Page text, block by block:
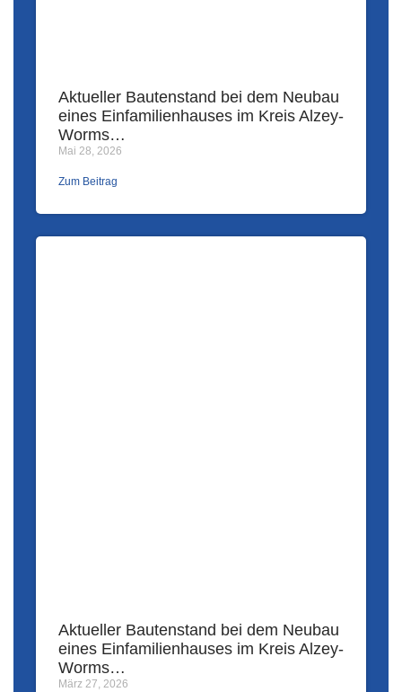
Aktueller Bautenstand bei dem Neubau
eines Einfamilienhauses im Kreis Alzey-
Worms…
Mai 28, 2026
Zum Beitrag
Aktueller Bautenstand bei dem Neubau
eines Einfamilienhauses im Kreis Alzey-
Worms…
März 27, 2026